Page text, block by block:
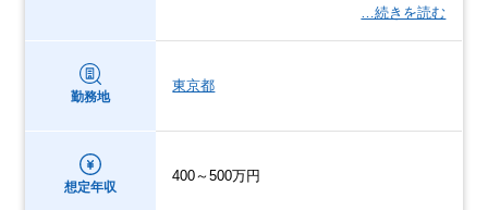
…続きを読む
勤務地
東京都
想定年収
400～500万円